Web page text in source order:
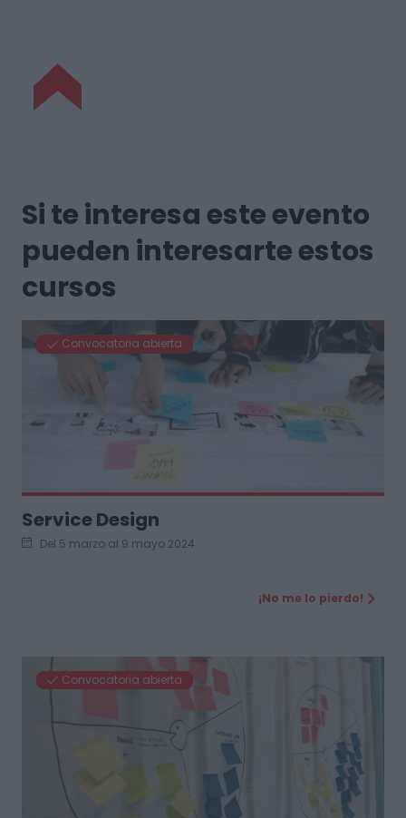
Si te interesa este evento
pueden interesarte estos
cursos
Convocatoria abierta
Service Design
Del 5 marzo al 9 mayo 2024
¡No me lo pierdo!
Convocatoria abierta